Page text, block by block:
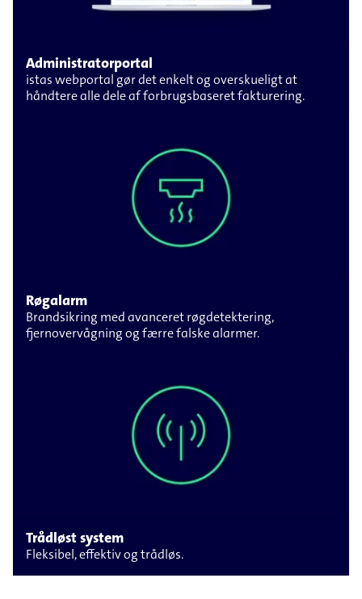
Administratorportal
istas webportal gør det enkelt og overskueligt at
håndtere alle dele af forbrugsbaseret fakturering.
Røgalarm
Brandsikring med avanceret røgdetektering,
fjernovervågning og færre falske alarmer.
Trådløst system
Fleksibel, effektiv og trådløs.